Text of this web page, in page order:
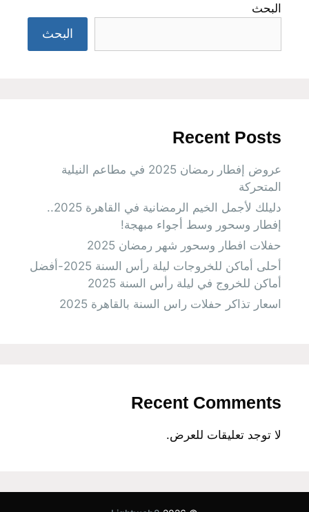
البحث
البحث
Recent Posts
عروض إفطار رمضان 2025 في مطاعم النيلية
المتحركة
دليلك لأجمل الخيم الرمضانية في القاهرة 2025..
إفطار وسحور وسط أجواء مبهجة!
حفلات افطار وسحور شهر رمضان 2025
أحلى أماكن للخروجات ليلة رأس السنة 2025-أفضل
أماكن للخروج في ليلة رأس السنة 2025
اسعار تذاكر حفلات راس السنة بالقاهرة 2025
Recent Comments
لا توجد تعليقات للعرض.